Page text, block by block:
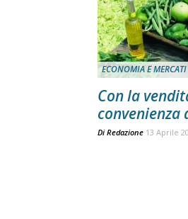
ECONOMIA E MERCATI
Con la
convenienza
Di Redazione 13 Aprile